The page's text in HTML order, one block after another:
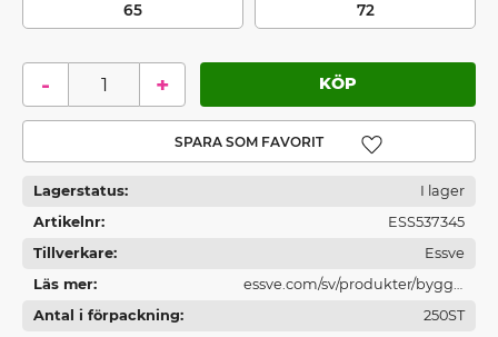
65 72
+
-
Lägg till i favoriter
Lagerstatus
I lager
Artikelnr
ESS537345
Tillverkare
Essve
Läs mer
essve.com/sv/produkter/bygg--
och-traskruv/
Antal i förpackning
250ST